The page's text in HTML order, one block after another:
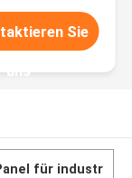
Sie
uns
für industr